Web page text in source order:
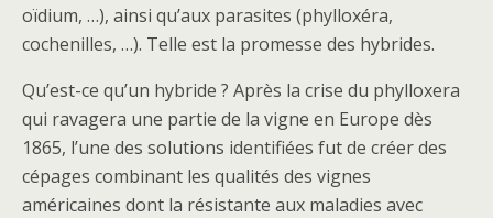
oïdium, …), ainsi qu’aux parasites (phylloxéra,
cochenilles, …). Telle est la promesse des hybrides.
Qu’est-ce qu’un hybride ? Après la crise du phylloxera
qui ravagera une partie de la vigne en Europe dès
1865, l’une des solutions identifiées fut de créer des
cépages combinant les qualités des vignes
américaines dont la résistante aux maladies avec